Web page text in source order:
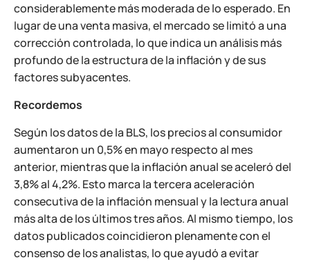
considerablemente más moderada de lo esperado. En
lugar de una venta masiva, el mercado se limitó a una
corrección controlada, lo que indica un análisis más
profundo de la estructura de la inflación y de sus
factores subyacentes.
Recordemos
Según los datos de la BLS, los precios al consumidor
aumentaron un 0,5% en mayo respecto al mes
anterior, mientras que la inflación anual se aceleró del
3,8% al 4,2%. Esto marca la tercera aceleración
consecutiva de la inflación mensual y la lectura anual
más alta de los últimos tres años. Al mismo tiempo, los
datos publicados coincidieron plenamente con el
consenso de los analistas, lo que ayudó a evitar